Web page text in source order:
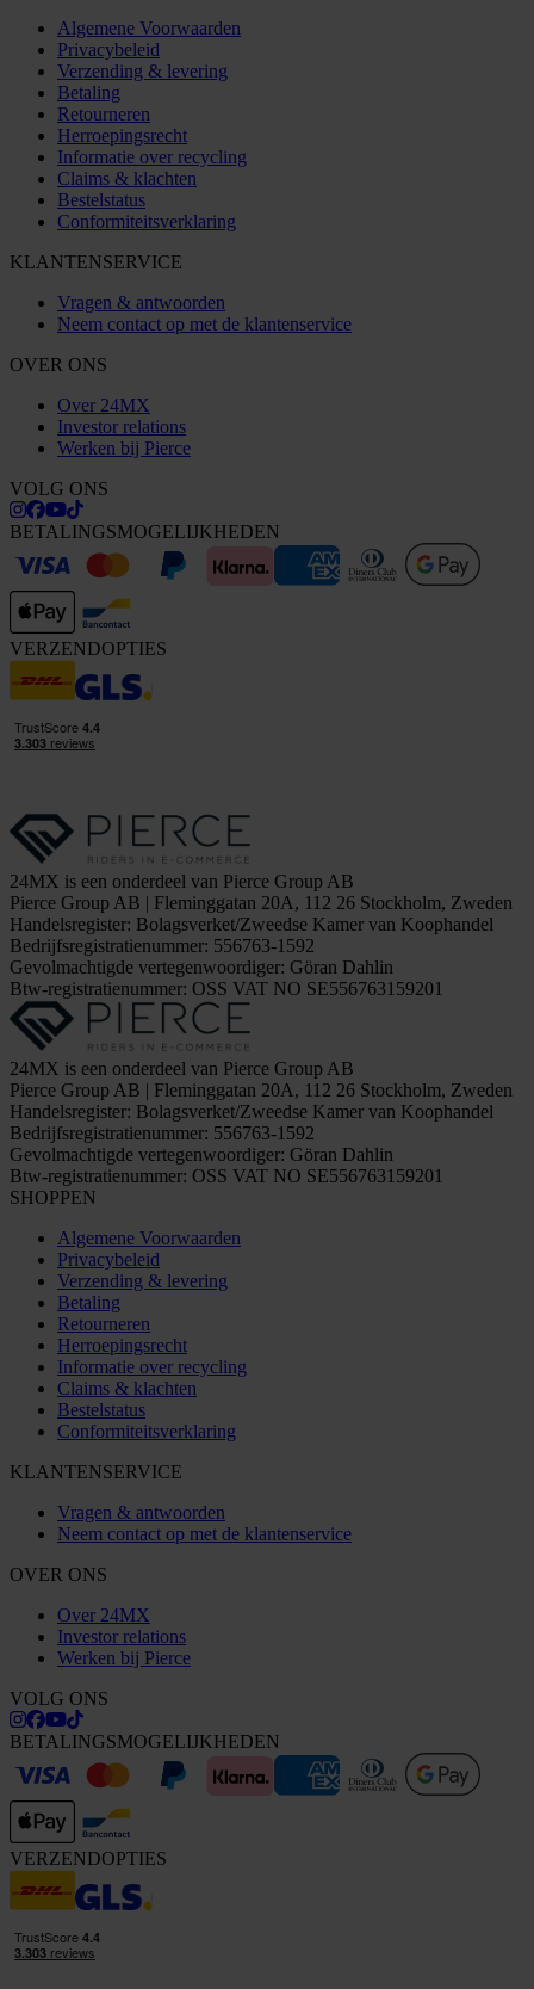
Algemene Voorwaarden
Privacybeleid
Verzending & levering
Betaling
Retourneren
Herroepingsrecht
Informatie over recycling
Claims & klachten
Bestelstatus
Conformiteitsverklaring
KLANTENSERVICE
Vragen & antwoorden
Neem contact op met de klantenservice
OVER ONS
Over 24MX
Investor relations
Werken bij Pierce
VOLG ONS
BETALINGSMOGELIJKHEDEN
VERZENDOPTIES
24MX is een onderdeel van Pierce Group AB
Pierce Group AB | Fleminggatan 20A, 112 26 Stockholm, Zweden
Handelsregister: Bolagsverket/Zweedse Kamer van Koophandel
Bedrijfsregistratienummer: 556763-1592
Gevolmachtigde vertegenwoordiger: Göran Dahlin
Btw-registratienummer: OSS VAT NO SE556763159201
24MX is een onderdeel van Pierce Group AB
Pierce Group AB | Fleminggatan 20A, 112 26 Stockholm, Zweden
Handelsregister: Bolagsverket/Zweedse Kamer van Koophandel
Bedrijfsregistratienummer: 556763-1592
Gevolmachtigde vertegenwoordiger: Göran Dahlin
Btw-registratienummer: OSS VAT NO SE556763159201
SHOPPEN
Algemene Voorwaarden
Privacybeleid
Verzending & levering
Betaling
Retourneren
Herroepingsrecht
Informatie over recycling
Claims & klachten
Bestelstatus
Conformiteitsverklaring
KLANTENSERVICE
Vragen & antwoorden
Neem contact op met de klantenservice
OVER ONS
Over 24MX
Investor relations
Werken bij Pierce
VOLG ONS
BETALINGSMOGELIJKHEDEN
VERZENDOPTIES